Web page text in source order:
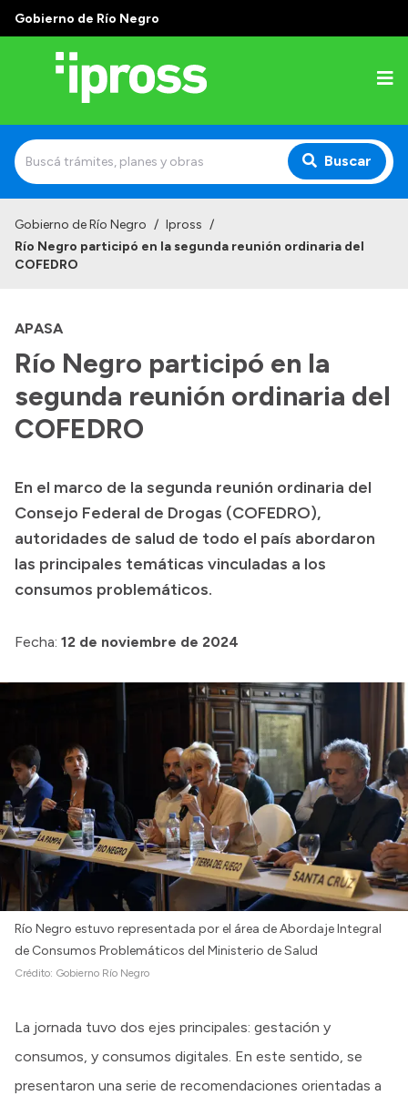
Gobierno de Río Negro
Buscar
Institucional
Autoridades
Delegaciones
Consultorios Propios
Presentación CV
Transparencia
Inversión en Salud
Licitaciones
Consulta de expedientes
Gobierno de Río Negro / Ipross /
Río Negro participó en la segunda reunión ordinaria del
COFEDRO
APASA
Río Negro participó en la
segunda reunión ordinaria del
COFEDRO
En el marco de la segunda reunión ordinaria del
Consejo Federal de Drogas (COFEDRO),
autoridades de salud de todo el país abordaron
las principales temáticas vinculadas a los
consumos problemáticos.
Fecha: 12 de noviembre de 2024
Río Negro estuvo representada por el área de Abordaje Integral
de Consumos Problemáticos del Ministerio de Salud
Crédito: Gobierno Río Negro
La jornada tuvo dos ejes principales: gestación y
consumos, y consumos digitales. En este sentido, se
presentaron una serie de recomendaciones orientadas a